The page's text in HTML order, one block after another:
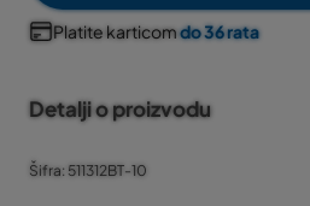
Platite karticomdo 36 rata
Detalji o proizvodu
Šifra: 511312BT-10